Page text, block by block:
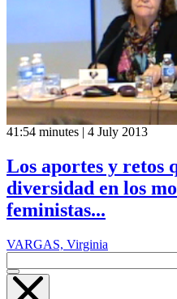
41:54 minutes | 4 July 2013
Los aportes y retos
diversidad en los
feministas...
VARGAS, Virginia